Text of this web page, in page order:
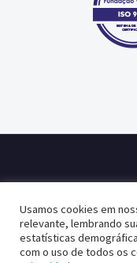
Política de
Usamos cookies em
relevante, lembrando
estatísticas
com o uso de todos os